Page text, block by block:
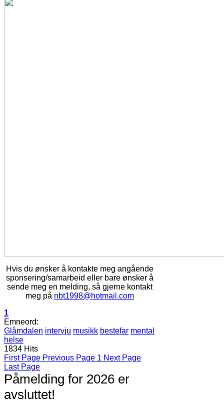
Hvis du ønsker å kontakte meg angående
sponsering/samarbeid eller bare ønsker å
sende meg en melding, så gjerne kontakt
meg på nbt1998@hotmail.com
1
Emneord:
Glåmdalen intervju musikk bestefar mental
helse
1834 Hits
First Page Previous Page 1 Next Page
Last Page
Påmelding for 2026 er
avsluttet!